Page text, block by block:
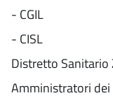
- CGIL
- CISL
Distretto Sanitario
Amministratori dei